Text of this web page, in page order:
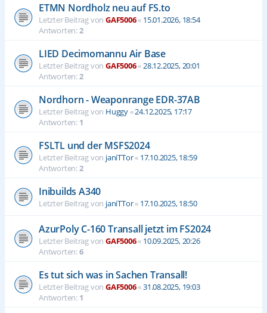
ETMN Nordholz neu auf FS.to
Letzter Beitrag von GAF5006« 15.01.2026, 18:54
Antworten:2
LIED Decimomannu Air Base
Letzter Beitrag von GAF5006«28.12.2025, 20:01
Antworten:2
Nordhorn - Weaponrange EDR-37AB
Letzter Beitrag von Huggy«24.12.2025, 17:17
Antworten: 1
FSLTL und der MSFS2024
Letzter Beitrag von janiTTor« 17.10.2025, 18:59
Antworten:2
Inibuilds A340
Letzter Beitrag von janiTTor« 17.10.2025, 18:50
AzurPoly C-160 Transall jetzt im FS2024
Letzter Beitrag von GAF5006« 10.09.2025, 20:26
Antworten:6
Es tut sich was in Sachen Transall!
Letzter Beitrag von GAF5006«31.08.2025, 19:03
Antworten: 1